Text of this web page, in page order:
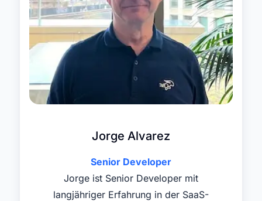
Jorge Alvarez
Senior Developer
Jorge ist Senior Developer mit
langjähriger Erfahrung in der SaaS-